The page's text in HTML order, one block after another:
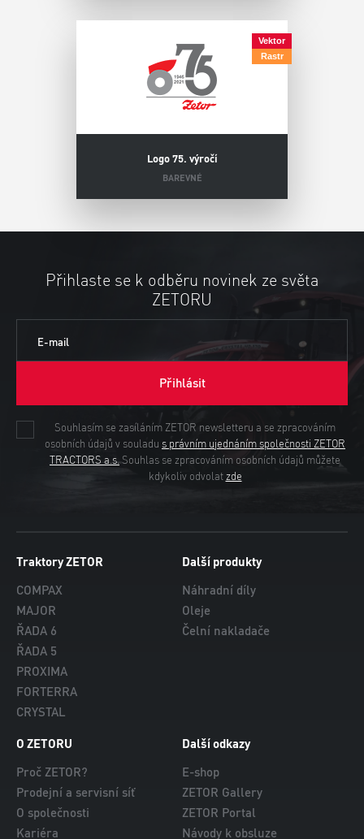
Vektor
Rastr
Logo 75. výročí
BAREVNÉ
Přihlaste se k odběru novinek ze světa
ZETORU
E-mail
Přihlásit
Souhlasím se zasíláním ZETOR newsletteru a se zpracováním
osobních údajů v souladu s právním ujednáním společnosti ZETOR
TRACTORS a.s. Souhlas se zpracováním osobních údajů můžete
kdykoliv odvolat zde
Traktory ZETOR
COMPAX
MAJOR
ŘADA 6
ŘADA 5
PROXIMA
FORTERRA
CRYSTAL
Další produkty
Náhradní díly
Oleje
Čelní nakladače
O ZETORU
Proč ZETOR?
Prodejní a servisní síť
O společnosti
Kariéra
Další odkazy
E-shop
ZETOR Gallery
ZETOR Portal
Návody k obsluze